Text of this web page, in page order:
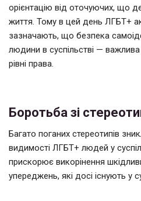
орієнтацію від оточуючих, що
життя. Тому в цей день ЛГБТ+
зазначають, що безпека
людини в суспільстві —
рівні права.
Боротьба зі
Багато поганих стереотипів
видимості ЛГБТ+ людей у
прискорює викорінення
упереджень, які досі існують у